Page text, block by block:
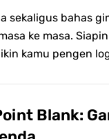
sekaligus bahas
ke masa.
kamu pengen
Blank: